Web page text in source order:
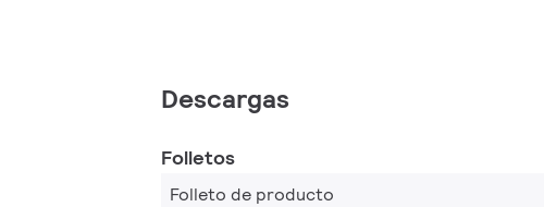
Descargas
Folletos
Folleto de producto